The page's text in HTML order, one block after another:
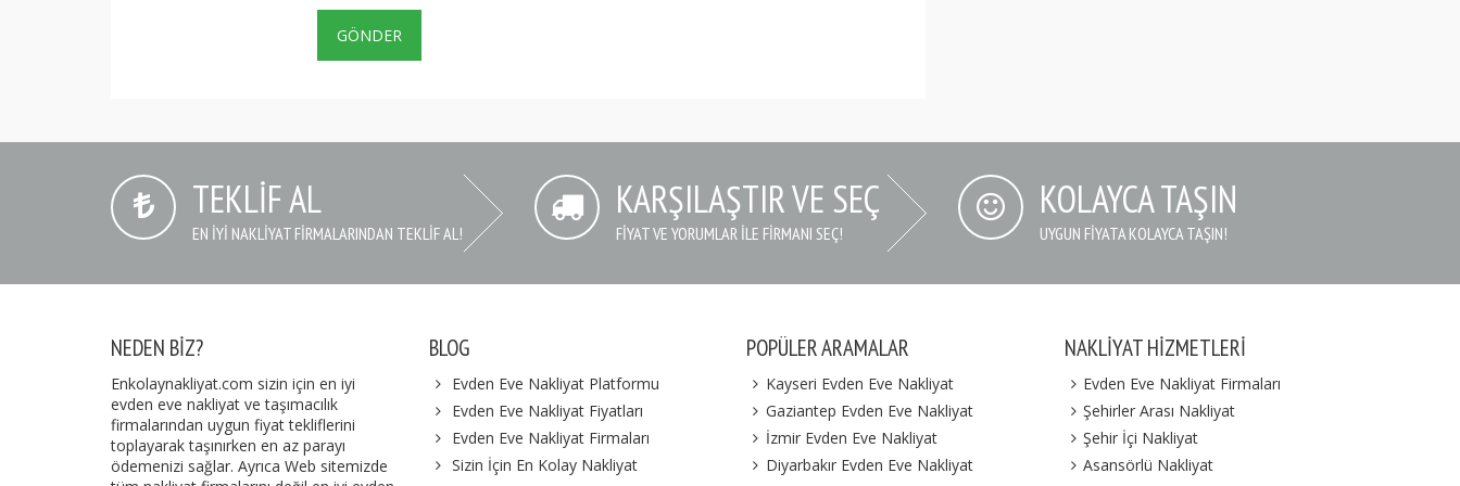
TEKLIF AL
EN IYI NAKLIYAT FIRMALARINDAN TEKLIF AL!
KARŞILAŞTIR VE SEÇ
FIYAT VE YORUMLAR İLE FIRMANI SEÇ!
KOLAYCA TAŞIN
UYGUN FIYATA KOLAYCA TAŞIN!
NEDEN BIZ?
Enkolaynakliyat.com sizin için en iyi
evden eve nakliyat ve taşımacılık
firmalarından uygun fiyat tekliflerini
toplayarak taşınırken en az parayı
ödemenizi sağlar. Ayrıca Web sitemizde
BLOG
Evden Eve Nakliyat Platformu
Evden Eve Nakliyat Fiyatları
Evden Eve Nakliyat Firmaları
Sizin İçin En Kolay Nakliyat
POPÜLER ARAMALAR
Kayseri Evden Eve Nakliyat
Gaziantep Evden Eve Nakliyat
İzmir Evden Eve Nakliyat
Diyarbakır Evden Eve Nakliyat
NAKLIYAT HIZMETLERI
Evden Eve Nakliyat Firmaları
Şehirler Arası Nakliyat
Şehir İçi Nakliyat
Asansörlü Nakliyat